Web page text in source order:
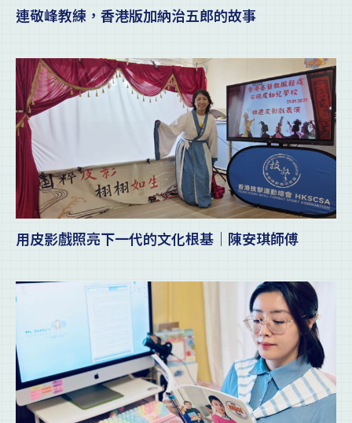
連敬峰教練，香港版加納治五郎的故事
用皮影戲照亮下一代的文化根基｜陳安琪師傅